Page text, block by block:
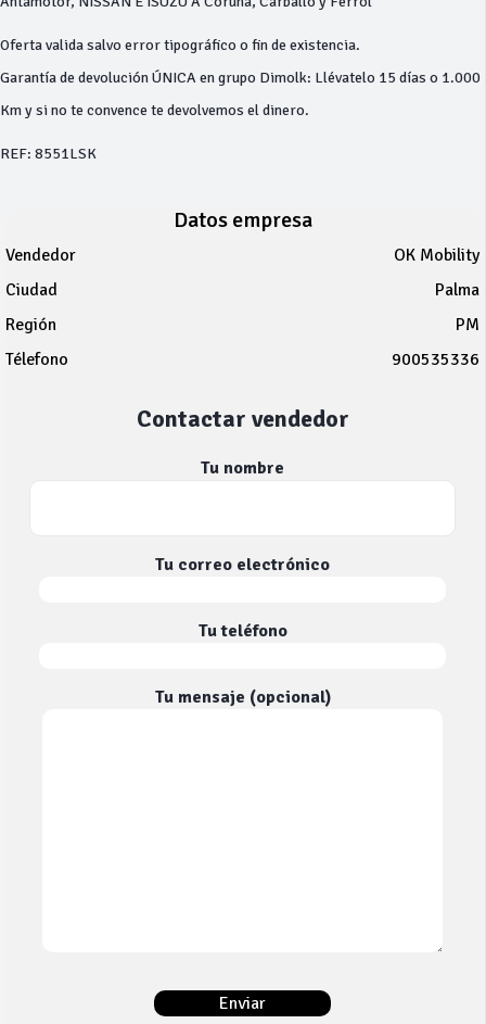
Oferta valida salvo error tipográfico o fin de existencia.
Garantía de devolución ÚNICA en grupo Dimolk: Llévatelo 15 días o 1.000
Km y si no te convence te devolvemos el dinero.
REF: 8551LSK
Datos empresa
Vendedor
OK Mobility
Ciudad
Palma
Región
PM
Télefono
900535336
Contactar vendedor
Tu nombre
Tu correo electrónico
Tu teléfono
Tu mensaje (opcional)